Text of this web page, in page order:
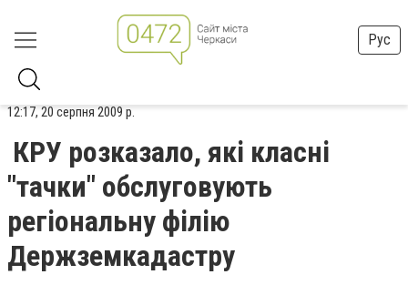
Рус
12:17, 20 серпня 2009 р.
КРУ розказало, які класні
"тачки" обслуговують
регіональну філію
Держземкадастру